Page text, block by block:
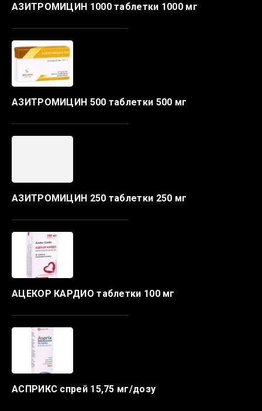
АЗИТРОМИЦИН 1000 таблетки 1000 мг
АЗИТРОМИЦИН 500 таблетки 500 мг
АЗИТРОМИЦИН 250 таблетки 250 мг
АЦЕКОР КАРДИО таблетки 100 мг
АСПРИКС спрей 15,75 мг/дозу